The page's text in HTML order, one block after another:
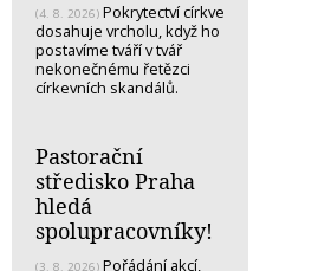
(4. 8. 2026) Pokrytectví církve
dosahuje vrcholu, když ho
postavíme tváří v tvář
nekonečnému řetězci
církevních skandálů.
Pastorační
středisko Praha
hledá
spolupracovníky!
(3. 8. 2026) Pořádání akcí,